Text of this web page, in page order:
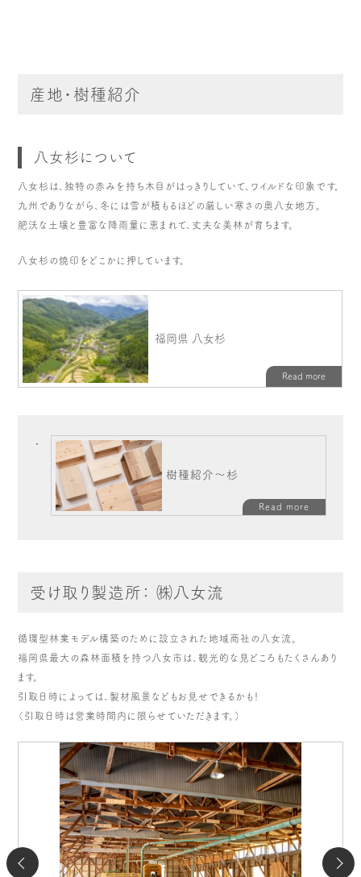
産地・樹種紹介
八女杉について
八女杉は、独特の赤みを持ち木目がはっきりしていて、ワイルドな印象です。
九州でありながら、冬には雪が積もるほどの厳しい寒さの奥八女地方。
肥沃な土壌と豊富な降雨量に恵まれて、丈夫な美林が育ちます。
八女杉の焼印をどこかに押しています。
樹種紹介～杉
Read more
受け取り製造所： ㈱八女流
循環型林業モデル構築のために設立された地域商社の八女流。
福岡県最大の森林面積を持つ八女市は、観光的な見どころもたくさんあり
ます。
引取日時によっては、製材風景などもお見せできるかも！
（引取日時は営業時間内に限らせていただきます。）